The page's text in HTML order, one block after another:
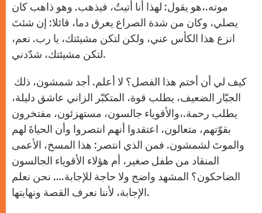
موته.،هو يقول: لهذا أنا أتيتُ، فيذهب. وهو ذاهب كان
يصلي، وكان من شدة الصراع يعرق دما، قائلا: إن شئتَ
انزع هذا الكأس عني، ولكن لتكن مشيئتك، يا رب. نعم،
لتكن مشيئتك، شدّدني.
كيف لي أن أختم هذا الفصل؟ لا أعلم. أجد شمشون، ذلك
الجبّار الضعيف، يطلب قوة، المتكبّر الزاني عاشق دليلة،
يطلب رحمة.،والأقوياء جالسون، مستهزئون، مفتخرون
بقوّتهم، متعالون، اعتقدوا أنهم انتصروا وأن الحياةَ لهم
والموتَ لشمشون. فمن الذي انتصر: هذا المسخ، الأعمى
المنقاد من طفل صغير، أم هؤلاء الأقوياء الجالسون
الضاحكون؟ المشهد واضح ولا حاجة للإجابة…. نحن نعلم
الإجابة، لأننا نعرف القصة ونهايتها.